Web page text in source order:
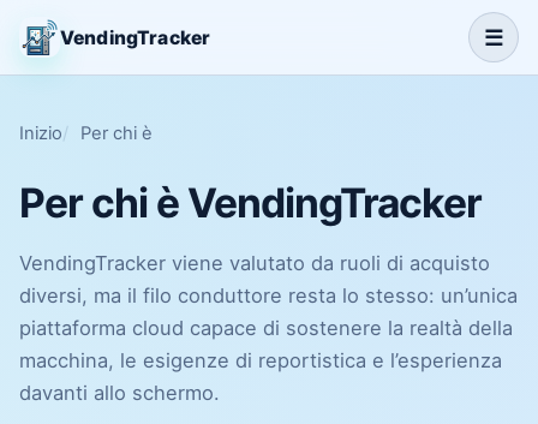
VendingTracker ☰
Inizio Per chi è
Per chi è VendingTracker
VendingTracker viene valutato da ruoli di acquisto
diversi, ma il filo conduttore resta lo stesso: un’unica
piattaforma cloud capace di sostenere la realtà della
macchina, le esigenze di reportistica e l’esperienza
davanti allo schermo.